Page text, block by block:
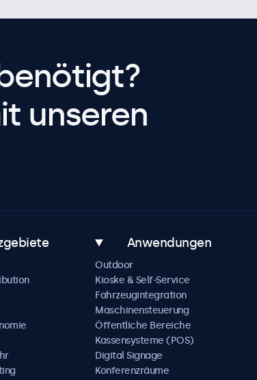
unseren
Anwendungen
Outdoor
Kioske & Self-Service
Fahrzeugintegration
Maschinensteuerung
Öffentliche Bereiche
Kassensysteme (POS)
Digital Signage
Konferenzräume